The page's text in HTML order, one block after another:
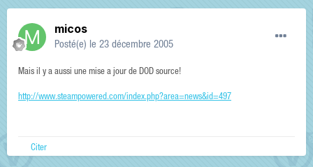
micos
Posté(e) le 23 décembre 2005
Mais il y a aussi une mise a jour de DOD source!
http://www.steampowered.com/index.php?area=news&id=497
Citer